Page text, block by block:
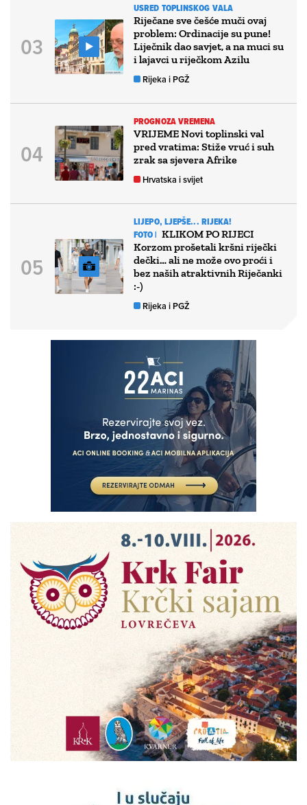
USRED TOPLINSKOG VALA
Riječane sve češće muči ovaj
problem: Ordinacije su pune!
Liječnik dao savjet, a na muci su
i lajavci u riječkom Azilu
Rijeka i PGŽ
PROGNOZA VREMENA
VRIJEME Novi toplinski val
pred vratima: Stiže vruć i suh
zrak sa sjevera Afrike
Hrvatska i svijet
LIJEPO, LJEPŠE... RIJEKA!
FOTO | KLIKOM PO RIJECI
Korzom prošetali kršni riječki
dečki… ali ne može ovo proći i
bez naših atraktivnih Riječanki
:-)
Rijeka i PGŽ